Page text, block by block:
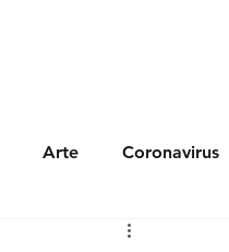
Arte Coronavirus